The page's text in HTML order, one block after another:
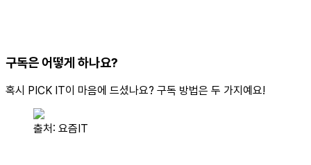
구독은 어떻게 하나요?
혹시 PICK IT이 마음에 드셨나요? 구독 방법은 두 가지예요!
출처: 요즘IT